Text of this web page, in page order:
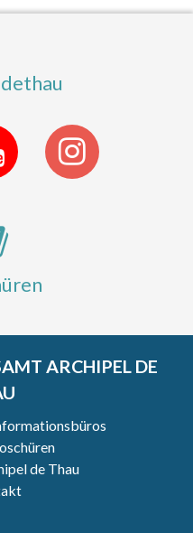
ARCHIPEL DE
de Thau